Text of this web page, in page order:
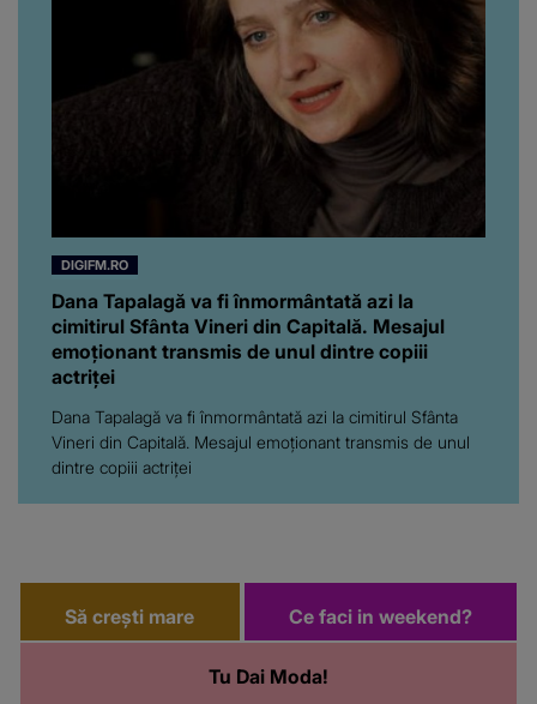
chiar a rupt tăcerea:
”Poate că aveam să ne
spunem, să ne...”
DIGIFM.RO
Dana Tapalagă va fi înmormântată azi la
cimitirul Sfânta Vineri din Capitală. Mesajul
emoționant transmis de unul dintre copiii
actriței
Dana Tapalagă va fi înmormântată azi la cimitirul Sfânta
Vineri din Capitală. Mesajul emoționant transmis de unul
dintre copiii actriței
Să crești mare
Tu Dai Moda!
Ce faci in weekend?